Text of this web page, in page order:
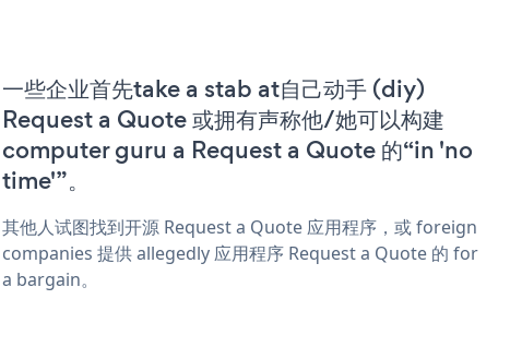
一些企业首先take a stab at自己动手 (diy)
Request a Quote 或拥有声称他/她可以构建
computer guru a Request a Quote 的“in 'no
time'”。
其他人试图找到开源 Request a Quote 应用程序，或 foreign
companies 提供 allegedly 应用程序 Request a Quote 的 for
a bargain。